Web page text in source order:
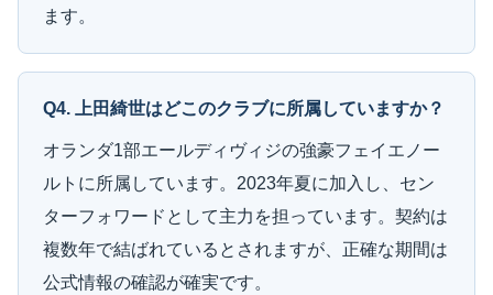
ます。
Q4. 上田綺世はどこのクラブに所属していますか？
オランダ1部エールディヴィジの強豪フェイエノー
ルトに所属しています。2023年夏に加入し、セン
ターフォワードとして主力を担っています。契約は
複数年で結ばれているとされますが、正確な期間は
公式情報の確認が確実です。